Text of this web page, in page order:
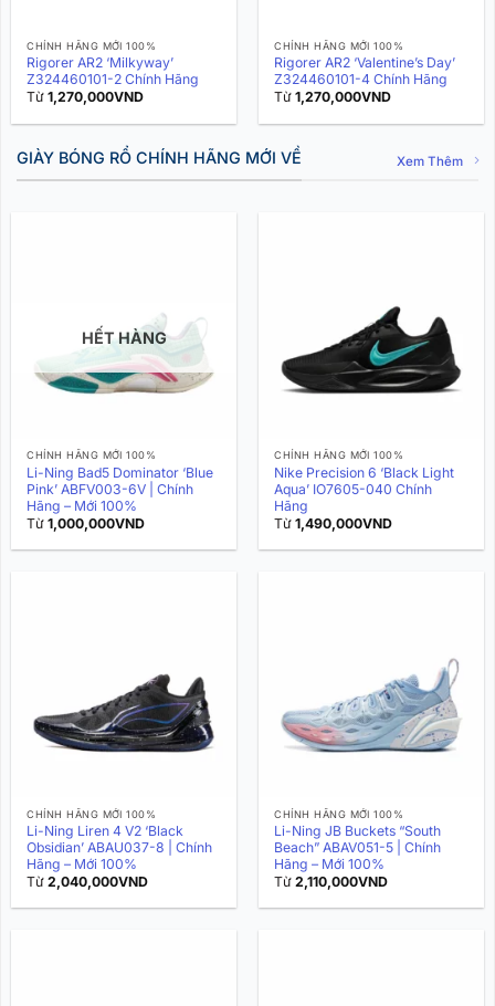
CHÍNH HÃNG MỚI 100%
Rigorer AR2 ‘Milkyway’
Z324460101-2 Chính Hãng
Từ1,270,000VND
CHÍNH HÃNG MỚI 100%
Rigorer AR2 ‘Valentine’s Day’
Z324460101-4 Chính Hãng
Từ1,270,000VND
GIÀY BÓNG RỔ CHÍNH HÃNG MỚI VỀ Xem Thêm
HẾT HÀNG
CHÍNH HÃNG MỚI 100%
Li-Ning Bad5 Dominator ‘Blue
Pink’ ABFV003-6V | Chính
Hãng – Mới 100%
Từ1,000,000VND
CHÍNH HÃNG MỚI 100%
Nike Precision 6 ‘Black Light
Aqua’ IO7605-040 Chính
Hãng
Từ1,490,000VND
CHÍNH HÃNG MỚI 100%
Li-Ning Liren 4 V2 ‘Black
Obsidian’ ABAU037-8 | Chính
Hãng – Mới 100%
Từ2,040,000VND
CHÍNH HÃNG MỚI 100%
Li-Ning JB Buckets “South
Beach” ABAV051-5 | Chính
Hãng – Mới 100%
Từ2,110,000VND